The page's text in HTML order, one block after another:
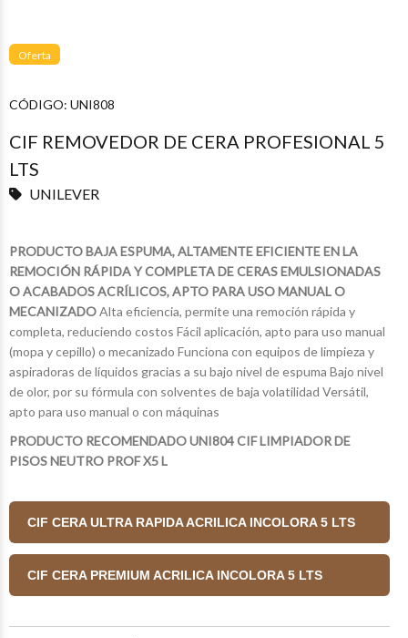
Oferta
CÓDIGO: UNI808
CIF REMOVEDOR DE CERA PROFESIONAL 5
LTS
UNILEVER
PRODUCTO BAJA ESPUMA, ALTAMENTE EFICIENTE EN LA
REMOCIÓN RÁPIDA Y COMPLETA DE CERAS EMULSIONADAS
O ACABADOS ACRÍLICOS, APTO PARA USO MANUAL O
MECANIZADOAlta eficiencia, permite una remoción rápida y
completa, reduciendo costos Fácil aplicación, apto para uso manual
(mopa y cepillo) o mecanizado Funciona con equipos de limpieza y
aspiradoras de líquidos gracias a su bajo nivel de espuma Bajo nivel
de olor, por su fórmula con solventes de baja volatilidad Versátil,
apto para uso manual o con máquinas
PRODUCTO RECOMENDADO UNI804 CIF LIMPIADOR DE
PISOS NEUTRO PROF X5 L
CIF CERA ULTRA RAPIDA ACRILICA INCOLORA 5 LTS
CIF CERA PREMIUM ACRILICA INCOLORA 5 LTS